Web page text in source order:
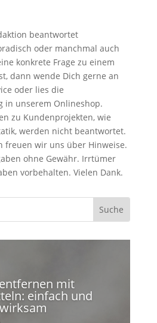
beantwortet
oder manchmal auch
konkrete Frage zu einem
dann wende Dich gerne an
oder lies die
in unserem Onlineshop.
zu Kundenprojekten, wie
werden nicht beantwortet.
freuen wir uns über Hinweise.
ohne Gewähr. Irrtümer
vorbehalten. Vielen Dank.
mit
einfach und
wirksam